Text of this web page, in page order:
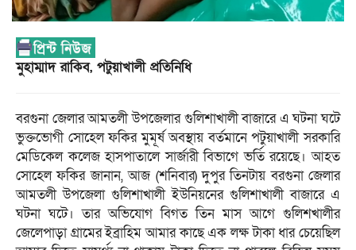
মুহাম্মাদ রাকিব, পটুয়াখালী প্রতিনিধি
বরগুনা জেলার আমতলী উপজেলার গুলিশাখালী বাজারে এ ঘটনা ঘটে
ভুক্তভোগী সোহেল ফকির মুমূর্ষ অবস্থায় বর্তমানে পটুয়াখালী সরকারি
মেডিকেল কলেজ হাসপাতালে সার্জারী বিভাগে ভর্তি রয়েছে। আহত
সোহেল ফকির জানান, আজ (শনিবার) দুপুর তিনটায় বরগুনা জেলার
আমতলী উপজেলা গুলিশাখালী ইউনিয়নের গুলিশাখালী বাজারে এ
ঘটনা ঘটে। তার অভিযোগ বিগত তিন মাস আগে গুলিশখালীর
জেলেপাড়া গ্রামের ইব্রাহিম আমার কাছে এক লক্ষ টাকা ধার চেয়েছিল